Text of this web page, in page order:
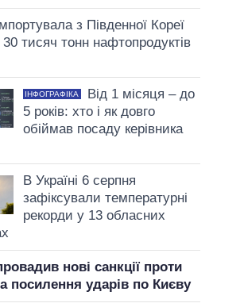
з Південної Кореї
тисяч тонн нафтопродуктів
ІНФОГРАФІКА
Від 1 місяця – до
5 років: хто і як довго
обіймав посаду керівника
В Україні 6 серпня
зафіксували температурні
рекорди у 13 обласних
нові санкції проти
посилення ударів по Києву